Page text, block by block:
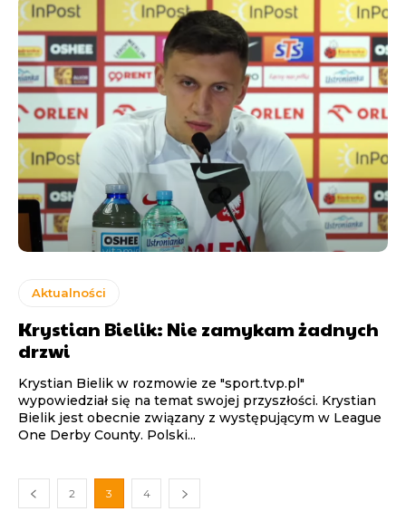
Aktualności
Krystian Bielik: Nie zamykam żadnych
drzwi
Krystian Bielik w rozmowie ze "sport.tvp.pl"
wypowiedział się na temat swojej przyszłości. Krystian
Bielik jest obecnie związany z występującym w League
One Derby County. Polski...
2 3 4